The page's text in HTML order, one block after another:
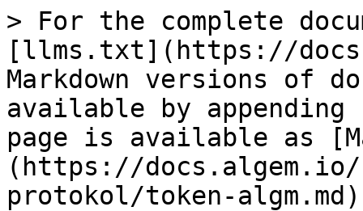
> For the complete
[llms.txt](https://
Markdown versions of
available by
page is available as
(https://
protokol/token-